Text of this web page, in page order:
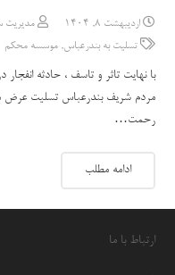
اردیبهشت 8, 1404 مدیریت
تسلیت به بندرعباس,موسسه محکم
با نهایت تاثر و تاسف ، حادثه
مردم شریف بندرعباس تسلیت عرض
رحمت…
ادامه مطلب
ارتباط با ما